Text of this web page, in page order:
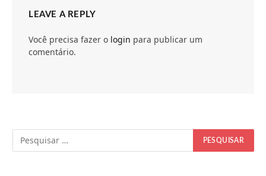
LEAVE A REPLY
Você precisa fazer o login para publicar um
comentário.